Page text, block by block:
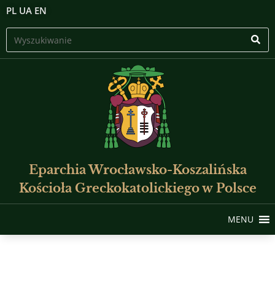
PL UA EN
Eparchia Wrocławsko-Koszalińska
Kościoła Greckokatolickiego w Polsce
MENU